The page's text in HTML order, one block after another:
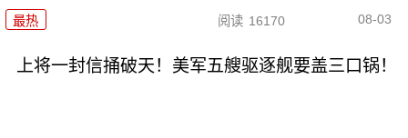
最热 阅读 16170 08-03
上将一封信捅破天！美军五艘驱逐舰要盖三口锅！